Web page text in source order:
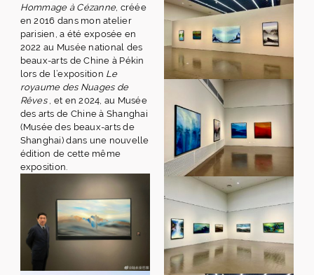
Hommage à Cézanne, créée
en 2016 dans mon atelier
parisien, a été exposée en
2022 au Musée national des
beaux-arts de Chine à Pékin
lors de l’exposition Le
royaume des Nuages de
Rêves, et en 2024, au Musée
des arts de Chine à Shanghai
(Musée des beaux-arts de
Shanghai) dans une nouvelle
édition de cette même
exposition.